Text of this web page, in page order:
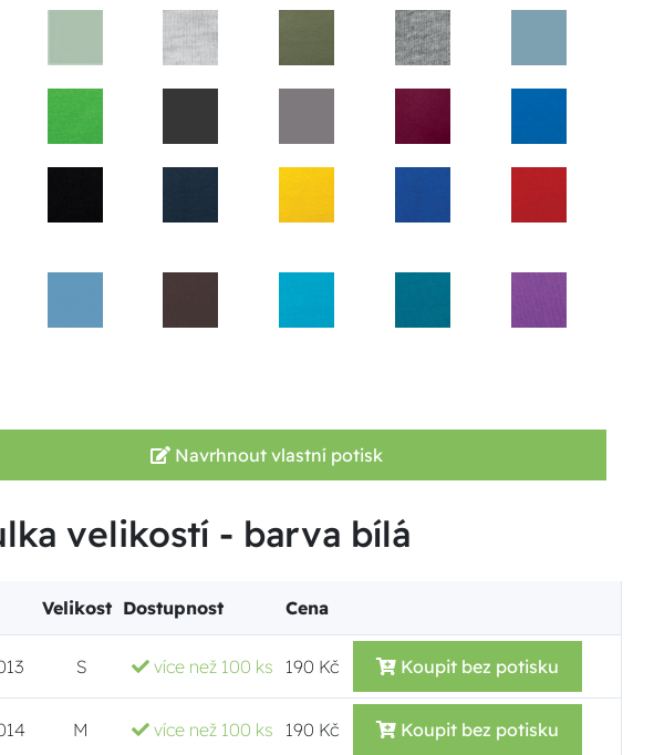
Navrhnout vlastní potisk
velikostí - barva bílá
Velikost Dostupnost Cena
S více než 100 ks 190 Kč Koupit bez potisku
M více než 100 ks 190 Kč Koupit bez potisku